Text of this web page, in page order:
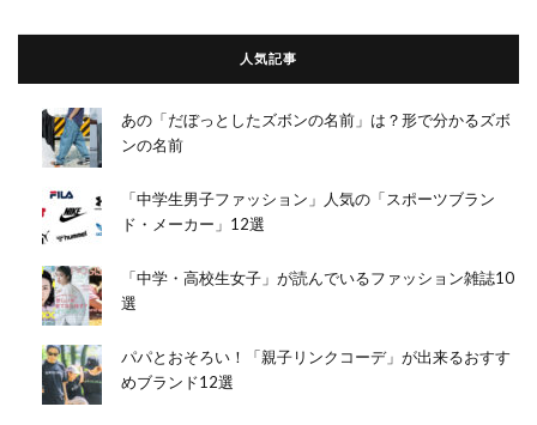
人気記事
あの「だぼっとしたズボンの名前」は？形で分かるズボ
ンの名前
「中学生男子ファッション」人気の「スポーツブラン
ド・メーカー」12選
「中学・高校生女子」が読んでいるファッション雑誌10
選
パパとおそろい！「親子リンクコーデ」が出来るおすす
めブランド12選